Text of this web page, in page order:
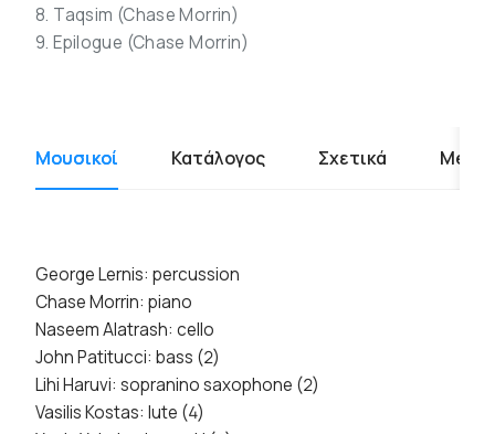
8. Taqsim (Chase Morrin)
9. Epilogue (Chase Morrin)
Μουσικοί Κατάλογος Σχετικά Media
George Lernis: percussion
Chase Morrin: piano
Naseem Alatrash: cello
John Patitucci: bass (2)
Lihi Haruvi: sopranino saxophone (2)
Vasilis Kostas: lute (4)